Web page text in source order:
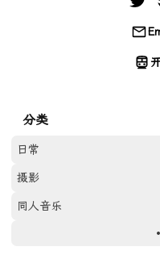
分类
日常
摄影
同人音乐